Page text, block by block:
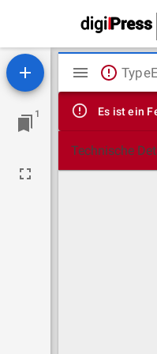
1
Mirador
Viewer
Es ist ein
Technische